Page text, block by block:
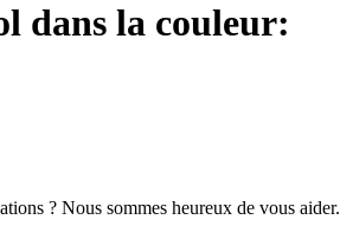
dans la couleur:
? Nous sommes heureux de vous aider.